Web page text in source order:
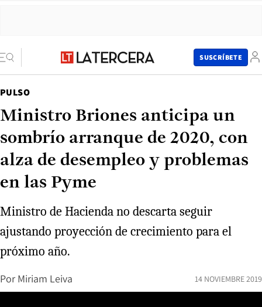
SUSCRÍBETE
PULSO
Ministro Briones anticipa un
sombrío arranque de 2020, con
alza de desempleo y problemas
en las Pyme
Ministro de Hacienda no descarta seguir
ajustando proyección de crecimiento para el
próximo año.
Por Miriam Leiva 14 NOVIEMBRE 2019